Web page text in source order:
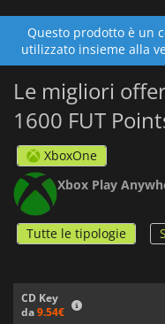
Questo prodotto è un
utilizzato insieme alla
Le migliori
1600 FUT
XboxOne
Xbox Play
Tutte le tipologie
CD Key
da9.54€